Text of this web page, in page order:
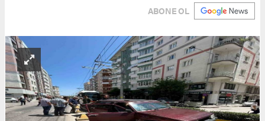
ABONE OL